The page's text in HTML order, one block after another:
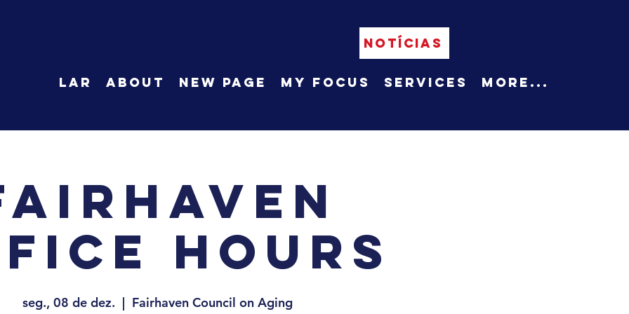
NOTÍCIAS
LAR About New Page My Focus Services More...
Hours
seg., 08 de dez.
  |
Fairhaven Council on Aging